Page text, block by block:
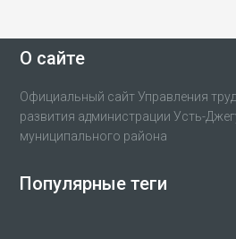
О сайте
Официальный сайт Управления
развития администрации Усть-
муниципального района
Популярные теги